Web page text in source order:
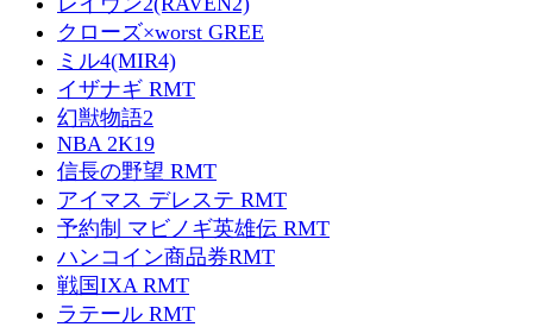
クローズ×worst GREE
ミル4(MIR4)
イザナギ RMT
幻獣物語2
NBA 2K19
信長の野望 RMT
アイマス デレステ RMT
予約制 マビノギ英雄伝 RMT
ハンコイン商品券RMT
戦国IXA RMT
ラテール RMT